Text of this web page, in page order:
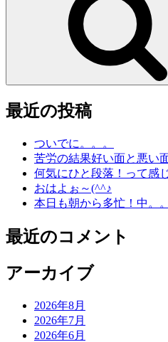
最近の投稿
ついでに。。。
苦労の結果好い面と悪い
何気にひと段落！って感
おはよぉ～(^^♪
本日も朝から多忙！中。
最近のコメント
アーカイブ
2026年8月
2026年7月
2026年6月